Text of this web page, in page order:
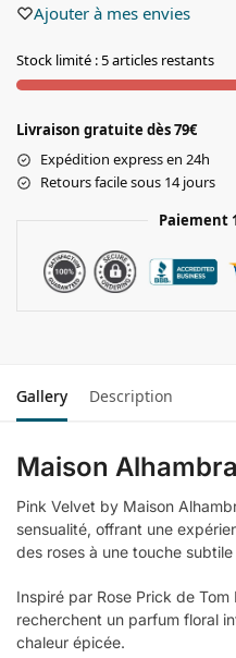
Ajouter à mes envies
Stock limité : 5 articles restants
Livraison gratuite dès 79€
Expédition express en 24h
Retours facile sous 14 jours
Paiement
Gallery Description
Maison
Pink Velvet by Maison
sensualité, offrant une
des roses à une touche subtile
Inspiré par Rose Prick de
recherchent un parfum floral
chaleur épicée.